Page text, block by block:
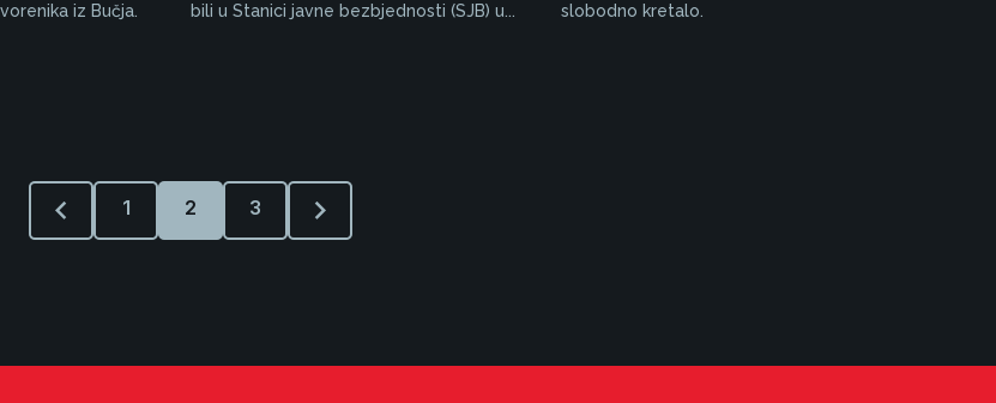
iz Bučja.
bili u Stanici javne bezbjednosti (SJB) u...
slobodno kretalo.
1 2 3